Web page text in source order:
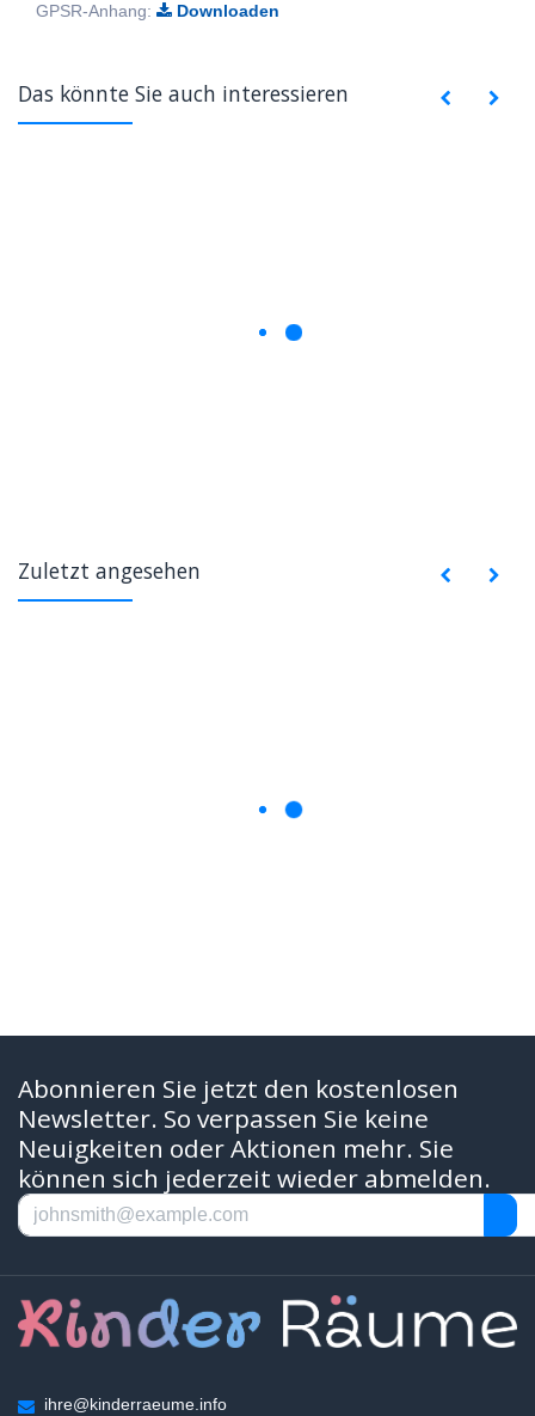
GPSR-Anhang:
Downloaden
Das könnte Sie auch interessieren
Zuletzt angesehen
Abonnieren Sie jetzt den kostenlosen
Newsletter. So verpassen Sie keine
Neuigkeiten oder Aktionen mehr. Sie
können sich jederzeit wieder abmelden.
ihre@kinderraeume.info